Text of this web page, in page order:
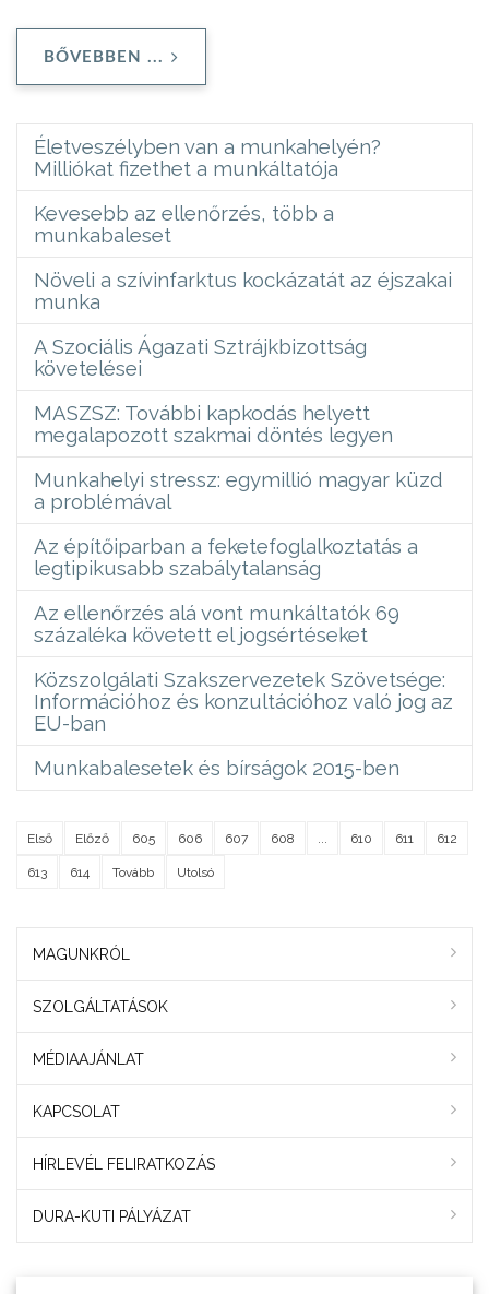
BŐVEBBEN ...
Életveszélyben van a munkahelyén?
Milliókat fizethet a munkáltatója
Kevesebb az ellenőrzés, több a
munkabaleset
Növeli a szívinfarktus kockázatát az éjszakai
munka
A Szociális Ágazati Sztrájkbizottság
követelései
MASZSZ: További kapkodás helyett
megalapozott szakmai döntés legyen
Munkahelyi stressz: egymillió magyar küzd
a problémával
Az építőiparban a feketefoglalkoztatás a
legtipikusabb szabálytalanság
Az ellenőrzés alá vont munkáltatók 69
százaléka követett el jogsértéseket
Közszolgálati Szakszervezetek Szövetsége:
Információhoz és konzultációhoz való jog az
EU-ban
Munkabalesetek és bírságok 2015-ben
Első Előző 605 606 607 608 610 611 612
613 614 Tovább Utolsó
MAGUNKRÓL
SZOLGÁLTATÁSOK
MÉDIAAJÁNLAT
KAPCSOLAT
HÍRLEVÉL FELIRATKOZÁS
DURA-KUTI PÁLYÁZAT